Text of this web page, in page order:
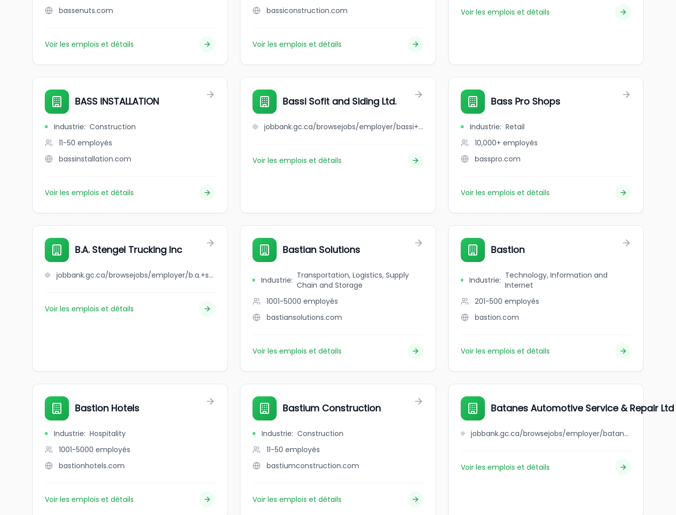
bassenuts.com
Voir les emplois et détails
bassiconstruction.com
Voir les emplois et détails
Voir les emplois et détails
BASS INSTALLATION
Industrie: Construction
11-50 employés
bassinstallation.com
Voir les emplois et détails
Bassi Sofit and Siding Ltd.
jobbank.gc.ca/browsejobs/employer/bassi+sofit+and+siding+ltd./ca
Voir les emplois et détails
Bass Pro Shops
Industrie: Retail
10,000+ employés
basspro.com
Voir les emplois et détails
B.A. Stengel Trucking Inc
jobbank.gc.ca/browsejobs/employer/b.a.+stengel+trucking+inc/ca
Voir les emplois et détails
Bastian Solutions
Industrie: Transportation, Logistics, Supply
Chain and Storage
1001-5000 employés
bastiansolutions.com
Voir les emplois et détails
Bastion
Industrie: Technology, Information and
Internet
201-500 employés
bastion.com
Voir les emplois et détails
Bastion Hotels
Industrie: Hospitality
1001-5000 employés
bastionhotels.com
Voir les emplois et détails
Bastium Construction
Industrie: Construction
11-50 employés
bastiumconstruction.com
Voir les emplois et détails
Batanes Automotive Service & Repair Ltd
jobbank.gc.ca/browsejobs/employer/batanes+automotive+service+%26+repair+ltd/ca
Voir les emplois et détails